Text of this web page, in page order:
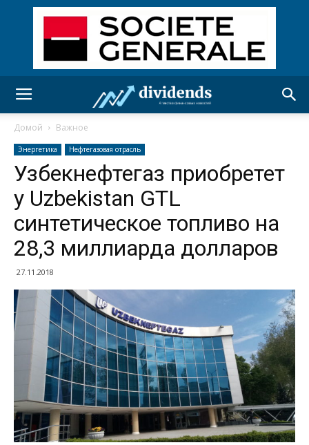
Домой Важное
Энергетика Нефтегазовая отрасль
Узбекнефтегаз приобретет
у Uzbekistan GTL
синтетическое топливо на
28,3 миллиарда долларов
27.11.2018